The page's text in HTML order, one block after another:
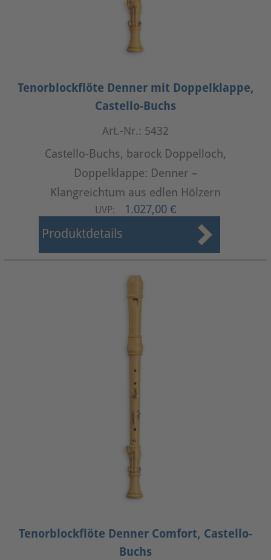
Tenorblockflöte Denner mit Doppelklappe,
Castello-Buchs
Art.-Nr.: 5432
Castello-Buchs, barock Doppelloch,
Doppelklappe: Denner –
Klangreichtum aus edlen Hölzern
UVP: 1.027,00 €
Produktdetails
Tenorblockflöte Denner Comfort, Castello-
Buchs